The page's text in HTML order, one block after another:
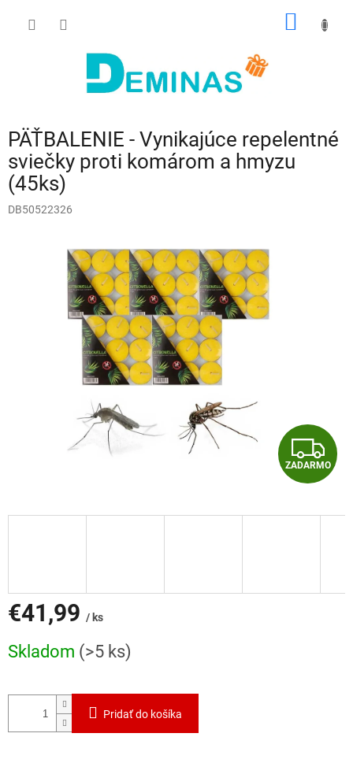
PÄŤBALENIE - Vynikajúce repelentné
sviečky proti komárom a hmyzu
(45ks)
DB50522326
Z
A
D
ZADARMO
€41,99 / ks
cena:
Skladom (>5 ks)
Pridať do košíka